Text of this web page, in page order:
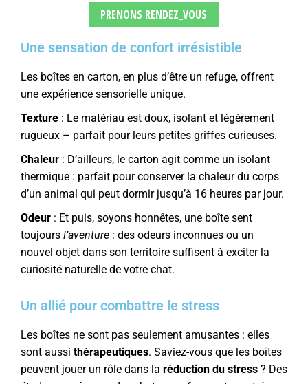
PRENONS RENDEZ_VOUS
Une sensation de confort irrésistible
Les boîtes en carton, en plus d’être un refuge, offrent
une expérience sensorielle unique.
Texture : Le matériau est doux, isolant et légèrement
rugueux – parfait pour leurs petites griffes curieuses.
Chaleur : D’ailleurs, le carton agit comme un isolant
thermique : parfait pour conserver la chaleur du corps
d’un animal qui peut dormir jusqu’à 16 heures par jour.
Odeur : Et puis, soyons honnêtes, une boîte sent
toujours l’aventure : des odeurs inconnues ou un
nouvel objet dans son territoire suffisent à exciter la
curiosité naturelle de votre chat.
Un allié pour combattre le stress
Les boîtes ne sont pas seulement amusantes : elles
sont aussi thérapeutiques. Saviez-vous que les boîtes
peuvent jouer un rôle dans la réduction du stress ? Des